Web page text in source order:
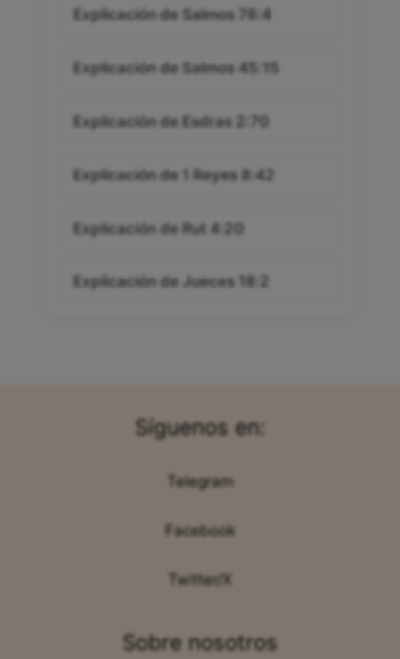
Explicación de Salmos 76:4
Explicación de Salmos 45:15
Explicación de Esdras 2:70
Explicación de 1 Reyes 8:42
Explicación de Rut 4:20
Explicación de Jueces 18:2
Síguenos en:
Telegram
Facebook
Twitter/X
Sobre nosotros